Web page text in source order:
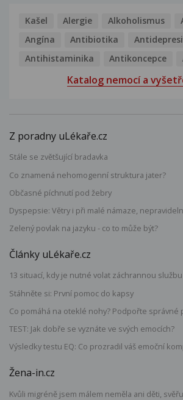
Kašel Alergie Alkoholismus
Angína
Antibiotika
Antihistaminika
Antikoncepce
Katalog nemocí a
Z poradny uLékaře.cz
Stále se zvětšující bradavka
Co znamená nehomogenní struktura jater?
Občasné píchnutí pod žebry
Dyspepsie: Větry i při malé námaze,
Zelený povlak na jazyku - co to může být?
Články uLékaře.cz
13 situací, kdy je nutné volat záchrannou službu
Stáhněte si: První pomoc do kapsy
Co pomáhá na oteklé nohy? Podpořte správné
TEST: Jak dobře se vyznáte ve svých emocích?
Výsledky testu EQ: Co prozradil váš emoční
Žena-in.cz
Kvůli migréně jsem málem neměla ani děti,